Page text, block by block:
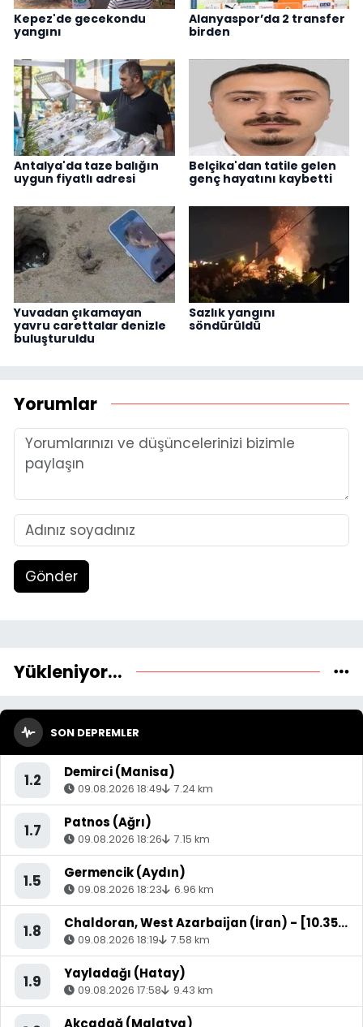
Kepez'de gecekondu
yangını
Alanyaspor’da 2 transfer
birden
Antalya'da taze balığın
uygun fiyatlı adresi
Belçika'dan tatile gelen
genç hayatını kaybetti
Yuvadan çıkamayan
yavru carettalar denizle
buluşturuldu
Sazlık yangını
söndürüldü
Yorumlar
Gönder
Yükleniyor...
SON DEPREMLER
1.2 Demirci (Manisa)
09.08.2026 18:49 7.24 km
1.7 Patnos (Ağrı)
09.08.2026 18:26 7.15 km
1.5 Germencik (Aydın)
09.08.2026 18:23 6.96 km
1.8 Chaldoran, West Azarbaijan (İran) - [10.35 km] Çaldıran (Van)
09.08.2026 18:19 7.58 km
1.9 Yayladağı (Hatay)
09.08.2026 17:58 9.43 km
Akçadağ (Malatya)